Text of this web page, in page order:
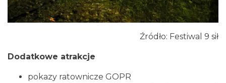
Plener malarski
2026-08-11
Źródło: Festiwal 9 sił
Dodatkowe atrakcje
pokazy ratownicze GOPR